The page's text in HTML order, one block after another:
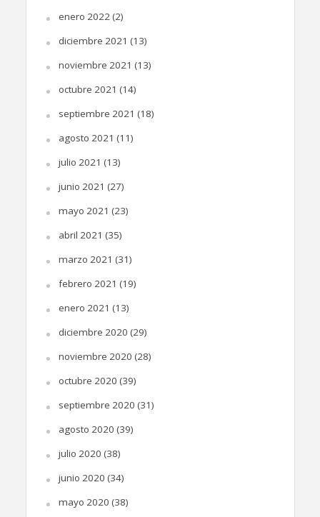
enero 2022(2)
diciembre 2021 (13)
noviembre 2021 (13)
octubre 2021 (14)
septiembre 2021 (18)
agosto 2021 (11)
julio 2021 (13)
junio 2021 (27)
mayo 2021 (23)
abril 2021 (35)
marzo 2021 (31)
febrero 2021 (19)
enero 2021 (13)
diciembre 2020 (29)
noviembre 2020 (28)
octubre 2020 (39)
septiembre 2020 (31)
agosto 2020 (39)
julio 2020 (38)
junio 2020 (34)
mayo 2020 (38)